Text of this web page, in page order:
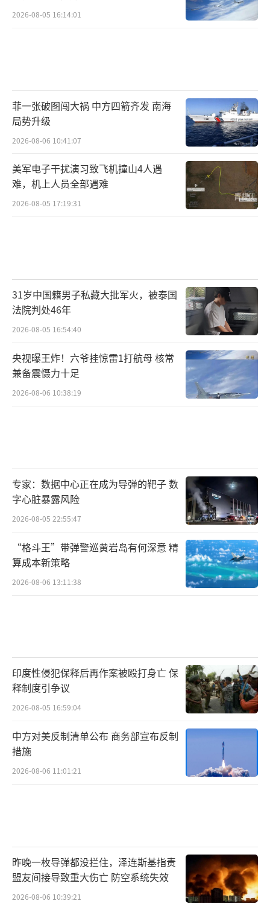
2026-08-05 16:14:01
菲一张破图闯大祸 中方四箭齐发 南海
局势升级
2026-08-06 10:41:07
美军电子干扰演习致飞机撞山4人遇
难，机上人员全部遇难
2026-08-05 17:19:31
31岁中国籍男子私藏大批军火，被泰国
法院判处46年
2026-08-05 16:54:40
央视曝王炸！六爷挂惊雷1打航母 核常
兼备震慑力十足
2026-08-06 10:38:19
专家：数据中心正在成为导弹的靶子 数
字心脏暴露风险
2026-08-05 22:55:47
“格斗王”带弹警巡黄岩岛有何深意 精
算成本新策略
2026-08-06 13:11:38
印度性侵犯保释后再作案被殴打身亡 保
释制度引争议
2026-08-05 16:59:04
中方对美反制清单公布 商务部宣布反制
措施
2026-08-06 11:01:21
昨晚一枚导弹都没拦住，泽连斯基指责
盟友间接导致重大伤亡 防空系统失效
2026-08-06 10:39:21